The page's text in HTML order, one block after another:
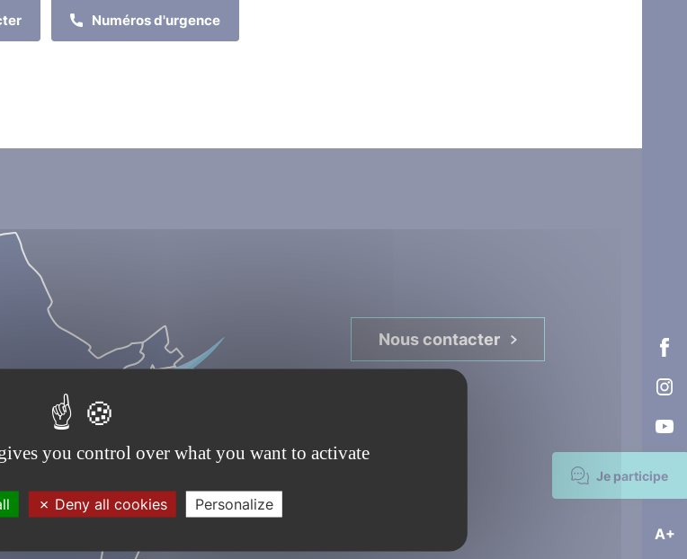
Je participe
A+
Numéros d'urgence
Nous contacter
you control over what you want to activate
Deny all cookies Personalize